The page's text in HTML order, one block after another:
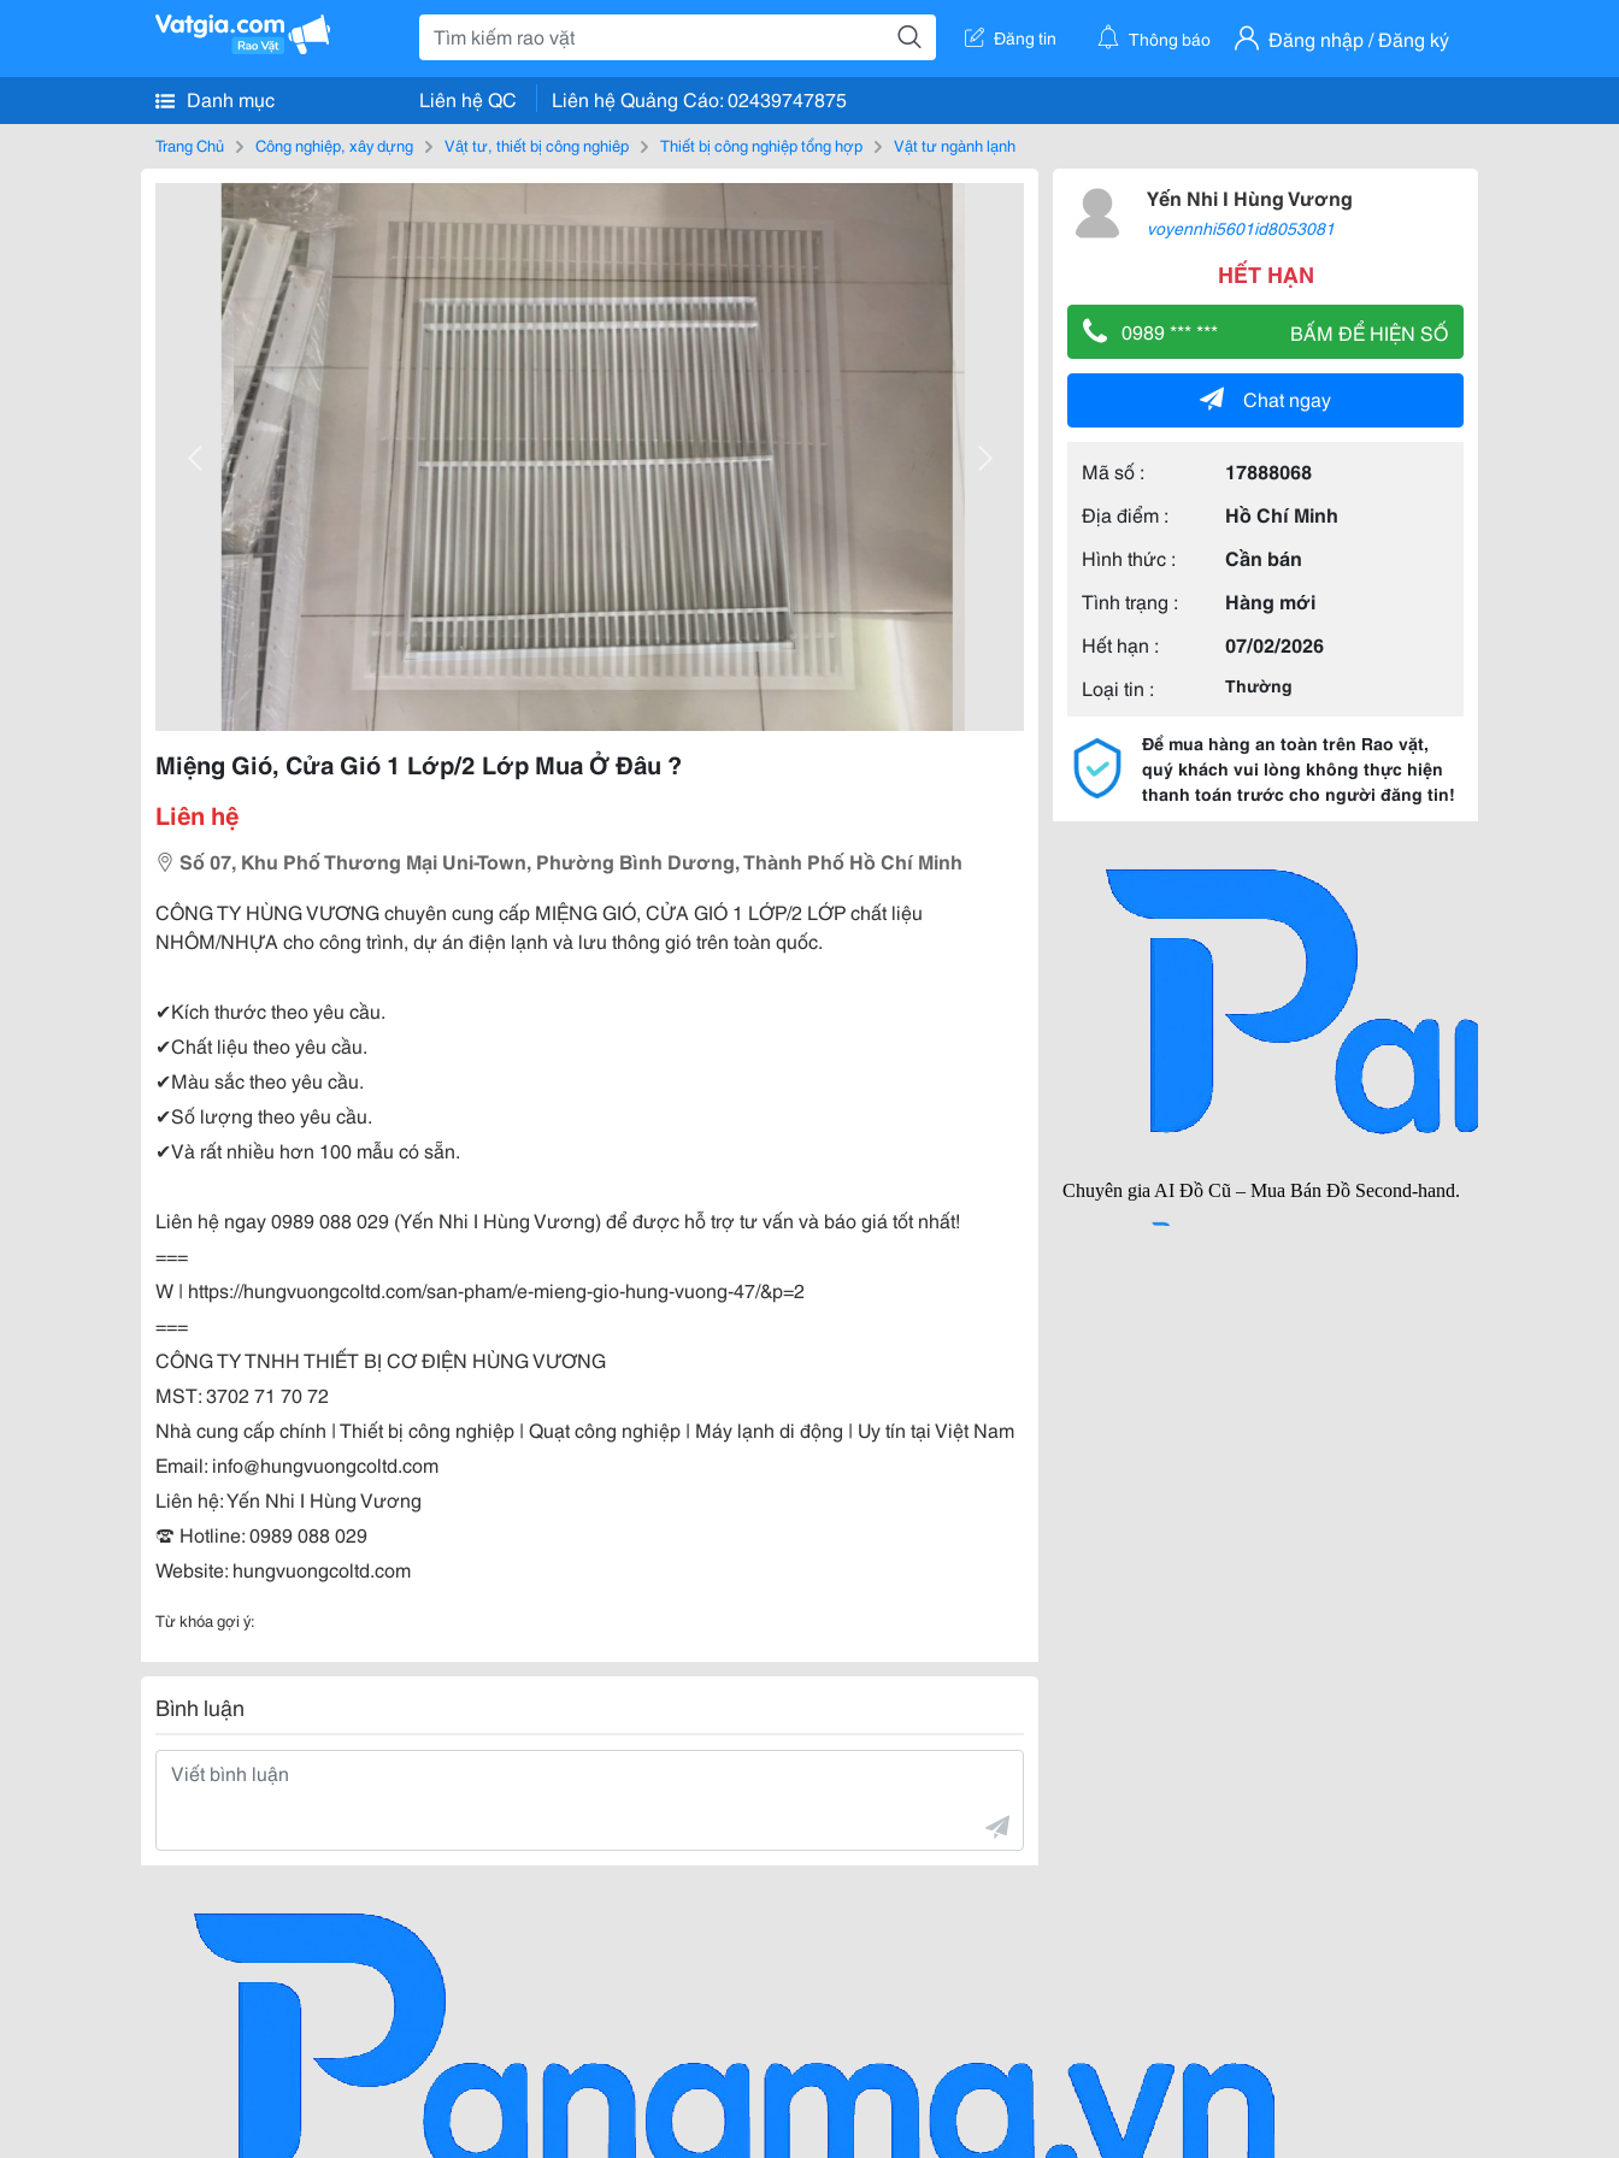
Đăng tin Thông báo Đăng nhập / Đăng ký
Danh mục Liên hệ QC Liên hệ Quảng Cáo: 02439747875
Trang Chủ Công nghiệp, xây dựng Vật tư, thiết bị công nghiệp Thiết bị công nghiệp tổng hợp Vật tư ngành lạnh
Miệng Gió, Cửa Gió 1 Lớp/2 Lớp Mua Ở Đâu ?
Liên hệ
Số 07, Khu Phố Thương Mại Uni-Town, Phường Bình Dương, Thành Phố Hồ Chí Minh
CÔNG TY HÙNG VƯƠNG chuyên cung cấp MIỆNG GIÓ, CỬA GIÓ 1 LỚP/2 LỚP chất liệu
NHÔM/NHỰA cho công trình, dự án điện lạnh và lưu thông gió trên toàn quốc.
✔Kích thước theo yêu cầu.
✔Chất liệu theo yêu cầu.
✔Màu sắc theo yêu cầu.
✔Số lượng theo yêu cầu.
✔Và rất nhiều hơn 100 mẫu có sẵn.
Liên hệ ngay 0989 088 029 (Yến Nhi I Hùng Vương) để được hỗ trợ tư vấn và báo giá tốt nhất!
===
W | https://hungvuongcoltd.com/san-pham/e-mieng-gio-hung-vuong-47/&p=2
===
CÔNG TY TNHH THIẾT BỊ CƠ ĐIỆN HÙNG VƯƠNG
MST: 3702 71 70 72
Nhà cung cấp chính | Thiết bị công nghiệp | Quạt công nghiệp | Máy lạnh di động | Uy tín tại Việt Nam
Email: info@hungvuongcoltd.com
Liên hệ: Yến Nhi I Hùng Vương
☎ Hotline: 0989 088 029
Website: hungvuongcoltd.com
Từ khóa gợi ý:
Bình luận
Yến Nhi I Hùng Vương
voyennhi5601id8053081
HẾT HẠN
0989 *** *** BẤM ĐỂ HIỆN SỐ
Chat ngay
Mã số :
17888068
Địa điểm :
Hồ Chí Minh
Hình thức :
Cần bán
Tình trạng :
Hàng mới
Hết hạn :
07/02/2026
Loại tin :
Thường
Để mua hàng an toàn trên Rao vặt,
quý khách vui lòng không thực hiện
thanh toán trước cho người đăng tin!